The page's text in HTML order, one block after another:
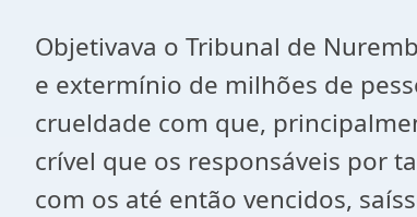
Objetivava o Tribunal de
e extermínio de milhões de
crueldade com que,
crível que os responsáveis por
com os até então vencidos,